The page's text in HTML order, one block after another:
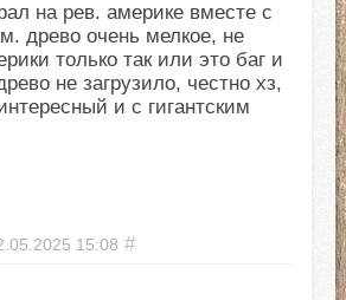
на рев. америке вместе с
древо очень мелкое, не
только так или это баг и
не загрузило, честно хз,
и с гигантским
15:08 #